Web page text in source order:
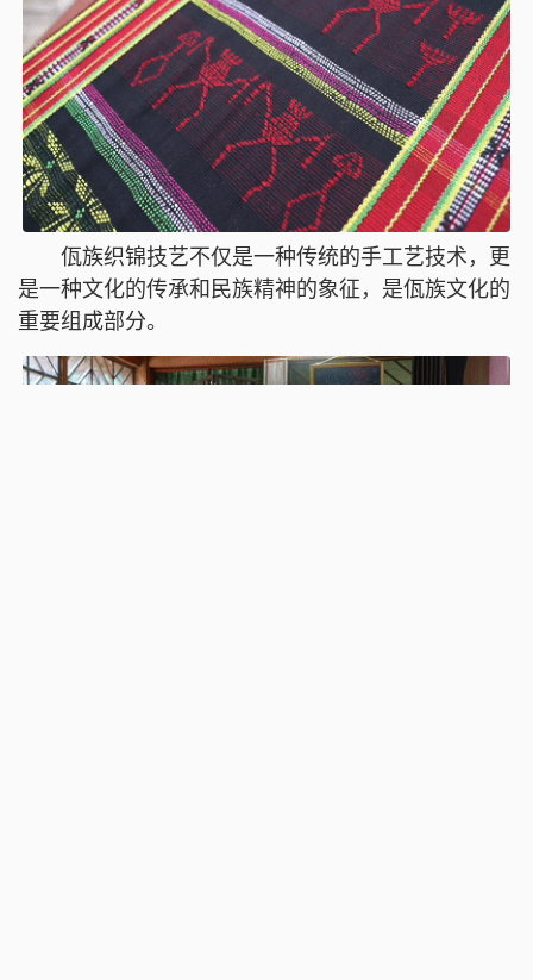
佤族织锦技艺不仅是一种传统的手工艺技术，更
是一种文化的传承和民族精神的象征，是佤族文化的
重要组成部分。